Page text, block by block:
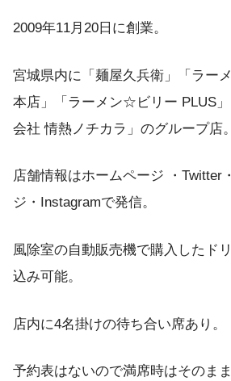
2009年11月20日に創業。
宮城県内に「麺屋久兵衛」「ラー
本店」「ラーメン☆ビリー PLUS
会社 情熱ノチカラ」のグループ店。
店舗情報はホームページ ・Twitter
ジ・Instagramで発信。
風除室の自動販売機で購入したド
込み可能。
店内に4名掛けの待ち合い席あり。
予約表はないので満席時はそのま